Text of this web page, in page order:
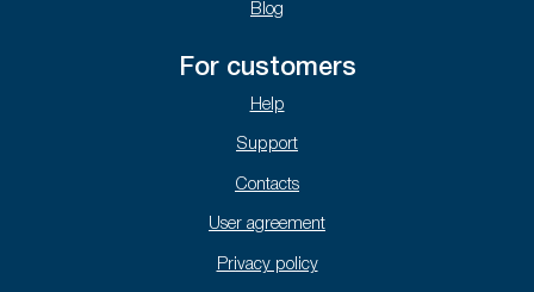
Blog
For customers
Help
Support
Contacts
User agreement
Privacy policy